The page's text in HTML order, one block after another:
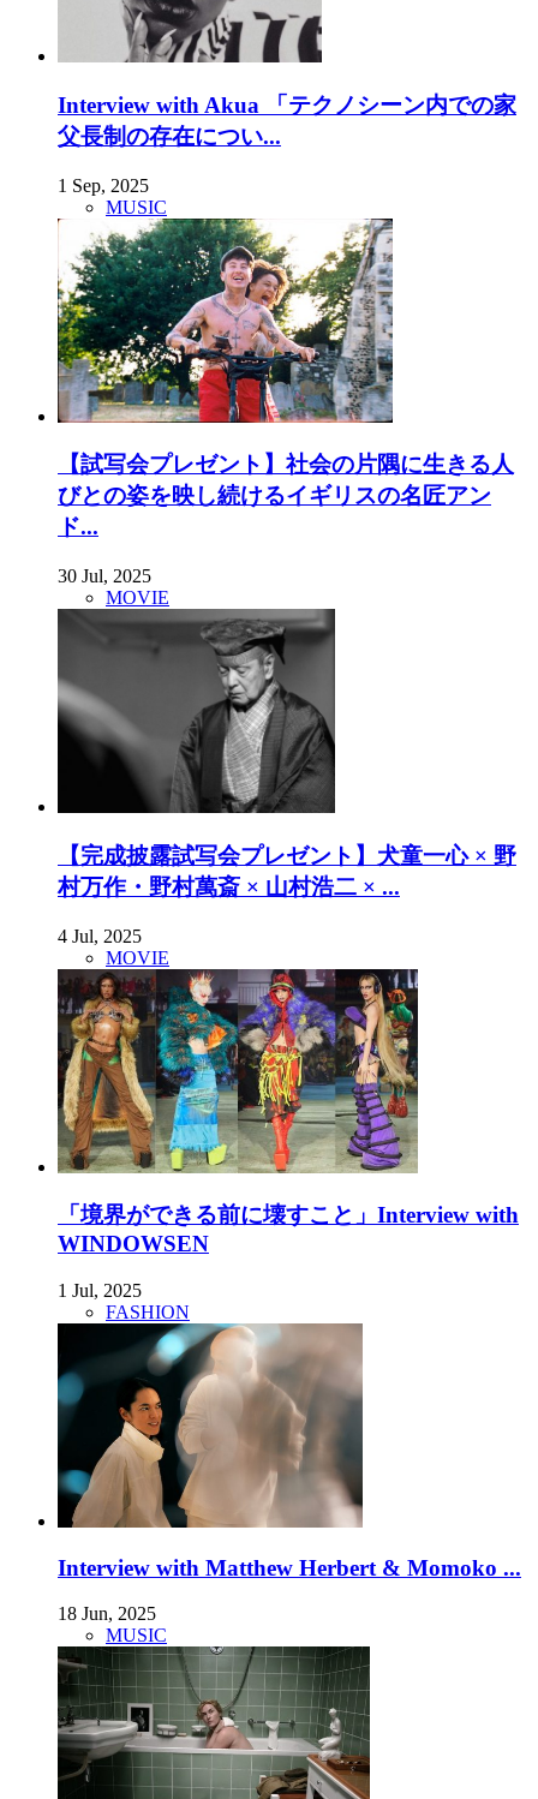
Interview with Akua 「テクノシーン内での家
父長制の存在につい...
1 Sep, 2025
MUSIC
【試写会プレゼント】社会の片隅に生きる人
びとの姿を映し続けるイギリスの名匠アン
ド...
30 Jul, 2025
MOVIE
【完成披露試写会プレゼント】犬童一心 × 野
村万作・野村萬斎 × 山村浩二 × ...
4 Jul, 2025
MOVIE
「境界ができる前に壊すこと」Interview with
WINDOWSEN
1 Jul, 2025
FASHION
Interview with Matthew Herbert & Momoko ...
18 Jun, 2025
MUSIC